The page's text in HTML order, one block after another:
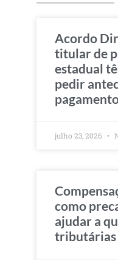
Acordo
titular de
estadual
pedir
julho 23, 2026
como
ajudar a
tributárias